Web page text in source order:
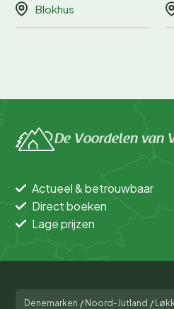
Blokhus
De Voordelen van
Actueel & betrouwbaar
Direct boeken
Lage prijzen
Denemarken / Noord-Jutland /